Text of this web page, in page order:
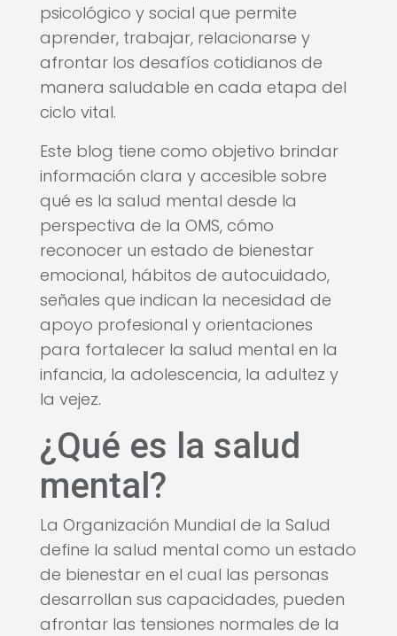
psicológico y social que permite
aprender, trabajar, relacionarse y
afrontar los desafíos cotidianos de
manera saludable en cada etapa del
ciclo vital.
Este blog tiene como objetivo brindar
información clara y accesible sobre
qué es la salud mental desde la
perspectiva de la OMS, cómo
reconocer un estado de bienestar
emocional, hábitos de autocuidado,
señales que indican la necesidad de
apoyo profesional y orientaciones
para fortalecer la salud mental en la
infancia, la adolescencia, la adultez y
la vejez.
¿Qué es la salud
mental?
La Organización Mundial de la Salud
define la salud mental como un estado
de bienestar en el cual las personas
desarrollan sus capacidades, pueden
afrontar las tensiones normales de la